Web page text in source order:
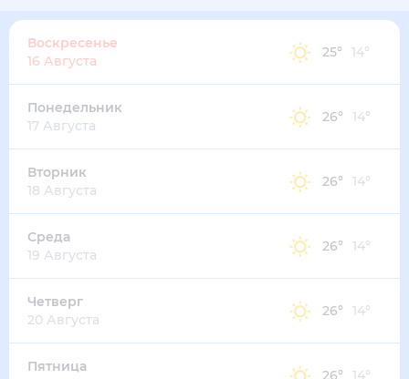
Воскресенье
16 Августа
25° 14°
Понедельник
17 Августа
26° 14°
Вторник
18 Августа
26° 14°
Среда
19 Августа
26° 14°
Четверг
20 Августа
26° 14°
Пятница
26° 14°